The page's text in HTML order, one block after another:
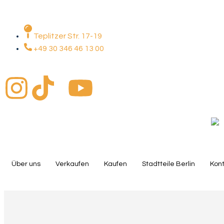
Teplitzer Str. 17-19
+49 30 346 46 13 00
Über uns Verkaufen Kaufen Stadtteile Berlin